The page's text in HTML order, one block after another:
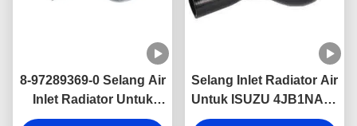
8-97289369-0 Selang Air
Inlet Radiator Untuk
Bagian Mesin ISUZU
Selang Inlet Radiator Air
Untuk ISUZU 4JB1NA 8-
97147473-0 Bagian